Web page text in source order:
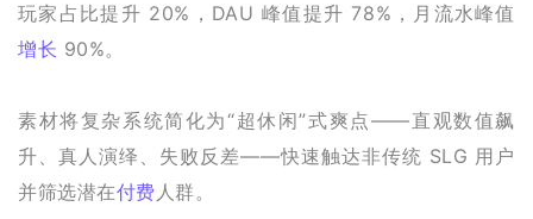
玩家占比提升 20%，DAU 峰值提升 78%，月流水峰值
增长 90%。
素材将复杂系统简化为“超休闲”式爽点——直观数值飙
升、真人演绎、失败反差——快速触达非传统 SLG 用户
并筛选潜在付费 人群。